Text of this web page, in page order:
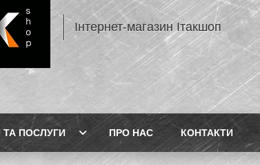
Інтернет-магазин Ітакшоп
ТА ПОСЛУГИ ПРО НАС КОНТАКТИ